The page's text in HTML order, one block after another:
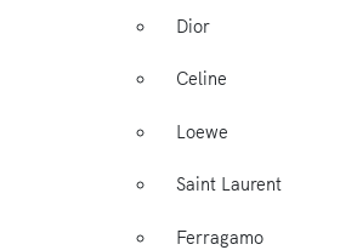
Dior
Celine
Loewe
Saint Laurent
Ferragamo